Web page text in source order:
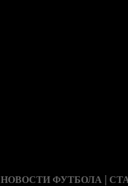
НОВОСТИ ФУТБОЛА |